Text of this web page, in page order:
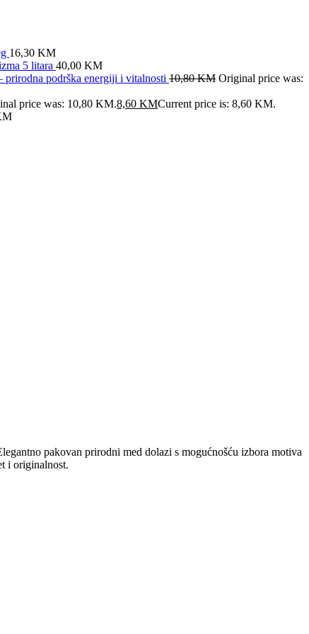
16,30 KM
5 litara 40,00 KM
podrška energiji i vitalnosti 10,80KM Original price was:
price was: 10,80 KM.8,60 KMCurrent price is: 8,60 KM.
pakovan prirodni med dolazi s mogućnošću izbora motiva
i originalnost.